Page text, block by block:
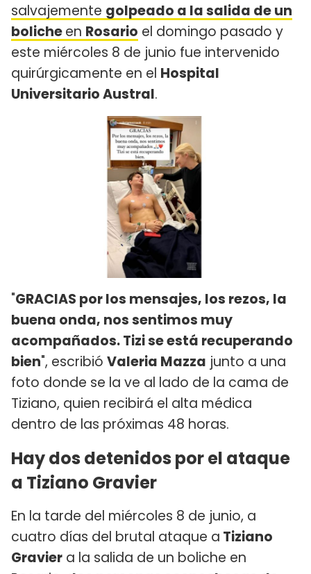
salvajemente golpeado a la salida de un
bolicheen Rosario el domingo pasado y
este miércoles 8 de junio fue intervenido
quirúrgicamente en el Hospital
Universitario Austral.
"GRACIAS por los mensajes, los rezos, la
buena onda, nos sentimos muy
acompañados. Tizi se está recuperando
bien", escribió Valeria Mazza junto a una
foto donde se la ve al lado de la cama de
Tiziano, quien recibirá el alta médica
dentro de las próximas 48 horas.
Hay dos detenidos por el ataque
a Tiziano Gravier
En la tarde del miércoles 8 de junio, a
cuatro días del brutal ataque a Tiziano
Gravier a la salida de un boliche en